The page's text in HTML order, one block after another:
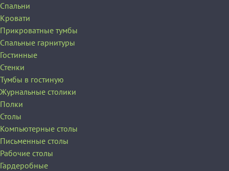
Спальни
Кровати
Прикроватные тумбы
Спальные гарнитуры
Гостинные
Стенки
Тумбы в гостиную
Журнальные столики
Полки
Столы
Компьютерные столы
Письменные столы
Рабочие столы
Гардеробные